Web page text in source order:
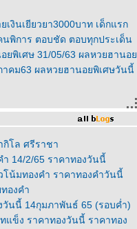
เงินเยียวยา3000บาท เด็กแรก
นพิการ ตอบชัด ตอบทุกประเด็น
ยพิเศษ 31/05/63 ผลหวยฮานอ
าคม63 ผลหวยฮานอยพิเศษวันนี้
กิโล ศรีราชา
ำ 14/2/65 ราคาทองวันนี้
โน้มทองคำ ราคาทองคำวันนี้
องคำ
วันนี้ 14กุมภาพันธ์ 65 (รอบค่ำ)
แข็ง ราคาทองวันนี้ ราคาทอง